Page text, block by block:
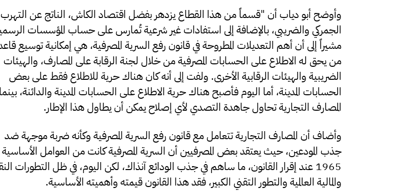
وأوضح أبو دياب أن "قسماً من هذا القطاع يزدهر بفضل اقتصاد الكاش، الناتج عن التهرب
الجمركي والضريبي، بالإضافة إلى استفادات غير شرعية تُمارس على حساب المؤسسات
مشيراً إلى أن أهم التعديلات المطروحة في قانون رفع السرية المصرفية، هي إمكانية توسيع
من يحق له الاطلاع على الحسابات المصرفية من خلال لجنة الرقابة على المصارف، والهيئات
الضريبية والهيئات الرقابية الأخرى. ولفت إلى أنه كان هناك حرية للاطلاع فقط على بعض
الحسابات المدينة، أما اليوم فأصبح هناك حرية الاطلاع على الحسابات المدينة والدائنة،
المصارف التجارية تحاول جاهدة التصدي لأي إصلاح يمكن أن يطاول هذا الإطار.
وأضاف أن المصارف التجارية تتعامل مع قانون رفع السرية المصرفية وكأنه ضربة موجهة ضد
جذب المودعين، حيث يعتقد بعض المصرفيين أن السرية المصرفية كانت من العوامل
1965 عند إقرار القانون، ما ساهم في جذب الودائع آنذاك، لكن اليوم، في ظل التطورات
والمالية العالمية والتطور التقني الكبير، فقد هذا القانون قيمته وأهميته الأساسية.